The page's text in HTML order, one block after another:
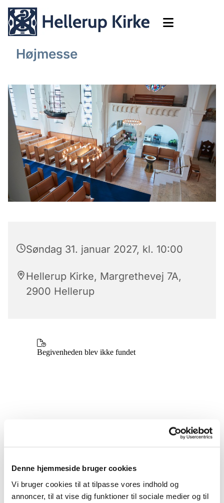
Denne hjemmeside bruger cookies
Vi bruger cookies til at tilpasse vores indhold og
annoncer, til at vise dig funktioner til sociale medier og til
Højmesse
Søndag 31. januar 2027, kl. 10:00
Hellerup Kirke, Margrethevej 7A,
2900 Hellerup